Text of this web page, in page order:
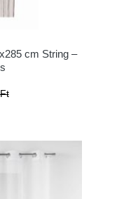
cm String –